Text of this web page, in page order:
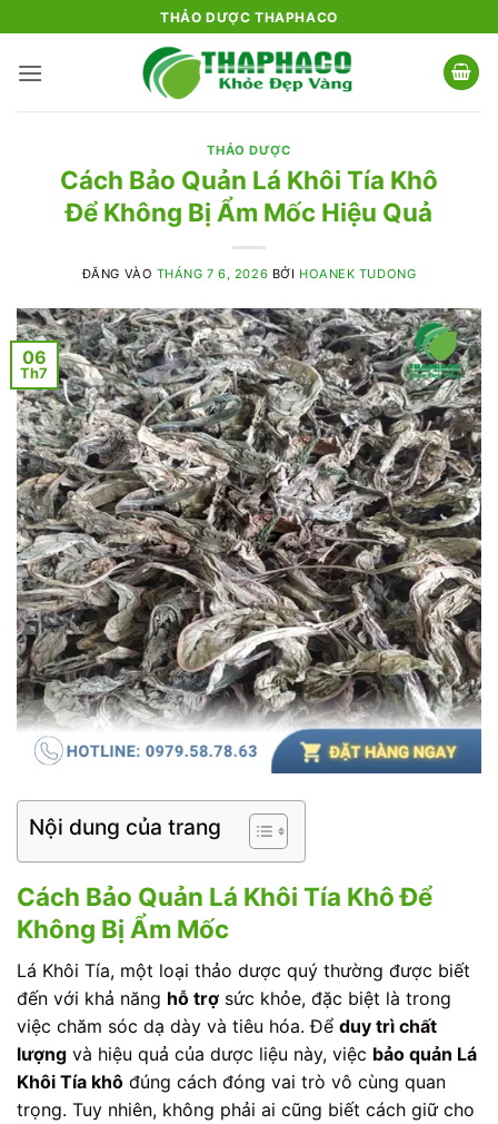
qua
nội
THẢO DƯỢC THAPHACO
THẢO DƯỢC
Cách Bảo Quản Lá Khôi Tía Khô
Để Không Bị Ẩm Mốc Hiệu Quả
ĐĂNG VÀO THÁNG 7 6, 2026 BỞI HOANEK TUDONG
06
Th7
Nội dung của trang
Cách Bảo Quản Lá Khôi Tía Khô Để
Không Bị Ẩm Mốc
Lá Khôi Tía, một loại thảo dược quý thường được biết
đến với khả năng hỗ trợ sức khỏe, đặc biệt là trong
việc chăm sóc dạ dày và tiêu hóa. Để duy trì chất
lượng và hiệu quả của dược liệu này, việc bảo quản Lá
Khôi Tía khô đúng cách đóng vai trò vô cùng quan
trọng. Tuy nhiên, không phải ai cũng biết cách giữ cho